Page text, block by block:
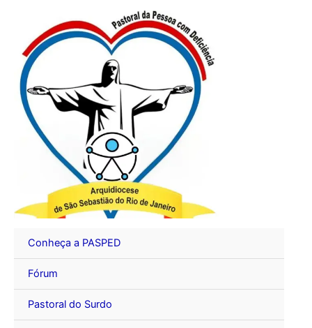
conteúdo
Conheça a PASPED
Fórum
Pastoral do Surdo